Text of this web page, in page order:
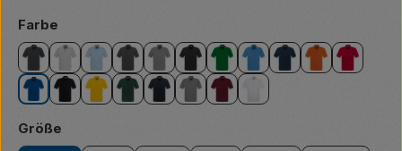
Farbe
anthrazitash meliert
eisblaugraphitgrau meliert
karbongrau
kellygrünmalibublau
marineorangerot
royalblauschwarzsonnetannetinte titan weinrotweiß
Größe